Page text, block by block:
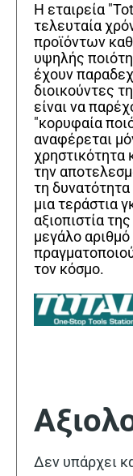
Η εταιρεία
τελευταία
προϊόντων
υψηλής
έχουν
διοικούντες
είναι να
"κορυφαία
αναφέρεται
χρηστικότητα
την
τη
μια τεράστια
αξιοπιστία
μεγάλο
τον κόσμο.
Δεν υπάρχει